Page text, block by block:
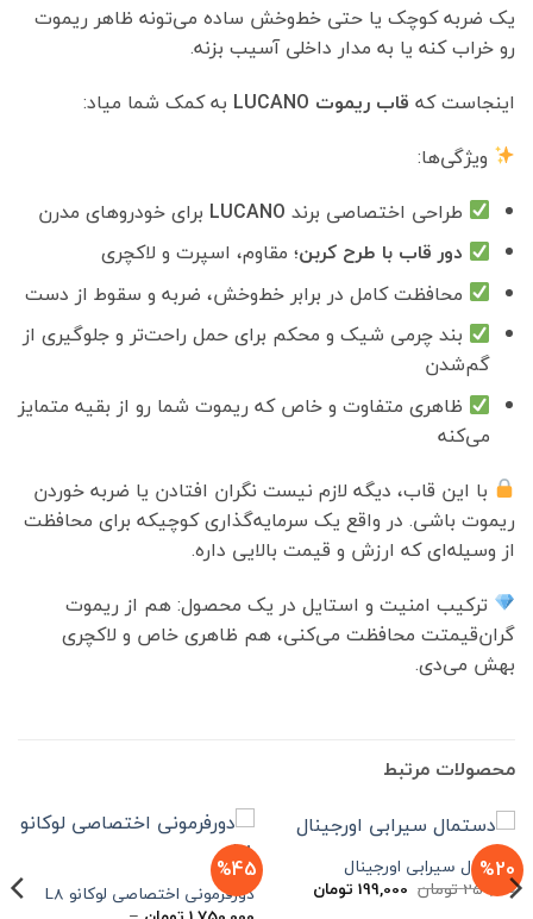
یک ضربه کوچک یا حتی خط‌وخش ساده می‌تونه ظاهر ریموت
رو خراب کنه یا به مدار داخلی آسیب بزنه.
اینجاست که قاب ریموت LUCANO
به کمک شما میاد:
ویژگی‌ها:
طراحی اختصاصی برند LUCANO برای خودروهای مدرن
دور قاب با طرح کربن؛ مقاوم، اسپرت و لاکچری
محافظت کامل در برابر خط‌وخش، ضربه و سقوط از دست
بند چرمی شیک و محکم برای حمل راحت‌تر و جلوگیری از
گم‌شدن
ظاهری متفاوت و خاص که ریموت شما رو از بقیه متمایز
می‌کنه
با این قاب، دیگه لازم نیست نگران افتادن یا ضربه خوردن
ریموت باشی. در واقع یک سرمایه‌گذاری کوچیکه برای محافظت
از وسیله‌ای که ارزش و قیمت بالایی داره.
ترکیب امنیت و استایل در یک محصول: هم از ریموت
گران‌قیمتت محافظت می‌کنی، هم ظاهری خاص و لاکچری
بهش می‌دی.
محصولات مرتبط
%20
دستمال سیرابی اورجینال
250,000تومان قیمت
اصلی
199,000 تومانقیمت
فعلی
%45
دورفرمونی اختصاصی لوکانو L8